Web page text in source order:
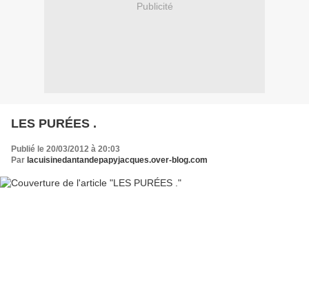
Publicité
LES PURÉES .
Publié le 20/03/2012 à 20:03
Par lacuisinedantandepapyjacques.over-blog.com